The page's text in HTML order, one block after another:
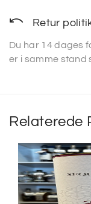
Retur
Du har 14 dages
er i samme stand
Relaterede